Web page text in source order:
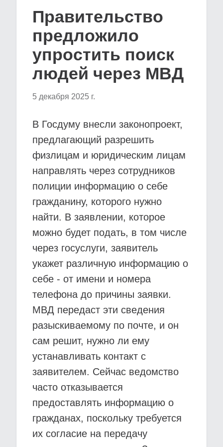
Правительство
предложило
упростить поиск
людей через МВД
5 декабря 2025 г.
В Госдуму внесли законопроект,
предлагающий разрешить
физлицам и юридическим лицам
направлять через сотрудников
полиции информацию о себе
гражданину, которого нужно
найти. В заявлении, которое
можно будет подать, в том числе
через госуслуги, заявитель
укажет различную информацию о
себе - от имени и номера
телефона до причины заявки.
МВД передаст эти сведения
разыскиваемому по почте, и он
сам решит, нужно ли ему
устанавливать контакт с
заявителем. Сейчас ведомство
часто отказывается
предоставлять информацию о
гражданах, поскольку требуется
их согласие на передачу